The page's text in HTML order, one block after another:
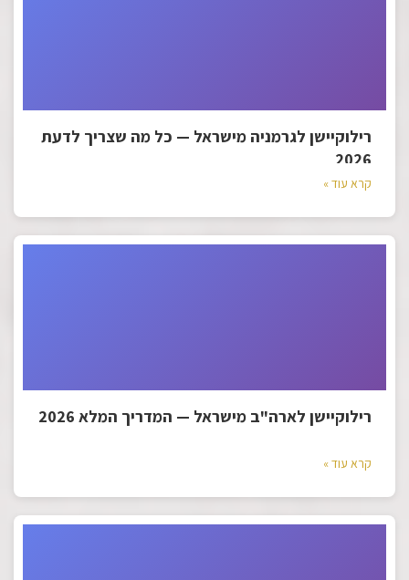
רילוקיישן לגרמניה מישראל — כל מה שצריך לדעת
2026
קרא עוד »
רילוקיישן לארה"ב מישראל — המדריך המלא 2026
קרא עוד »